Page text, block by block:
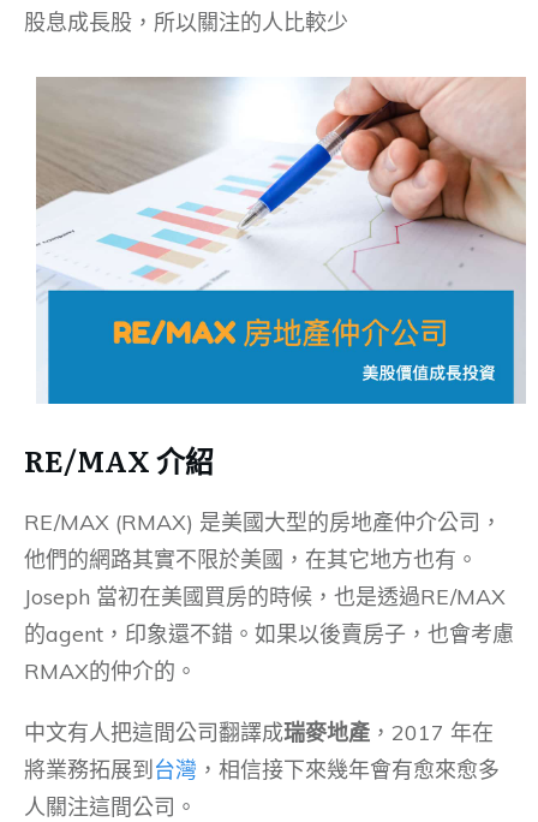
股息成長股，所以關注的人比較少
RE/MAX 介紹
RE/MAX (RMAX) 是美國大型的房地產仲介公司，
他們的網路其實不限於美國，在其它地方也有。
Joseph 當初在美國買房的時候，也是透過RE/MAX
的agent，印象還不錯。如果以後賣房子，也會考慮
RMAX的仲介的。
中文有人把這間公司翻譯成瑞麥地產 ，2017 年在
將業務拓展到 台灣 ，相信接下來幾年會有愈來愈多
人關注這間公司。